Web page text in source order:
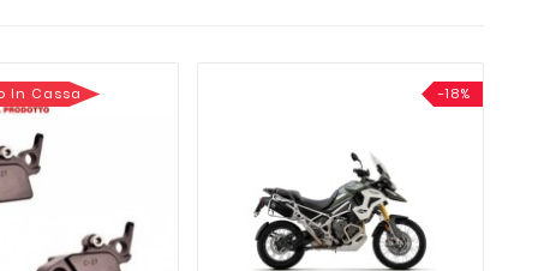
In Cassa -18%